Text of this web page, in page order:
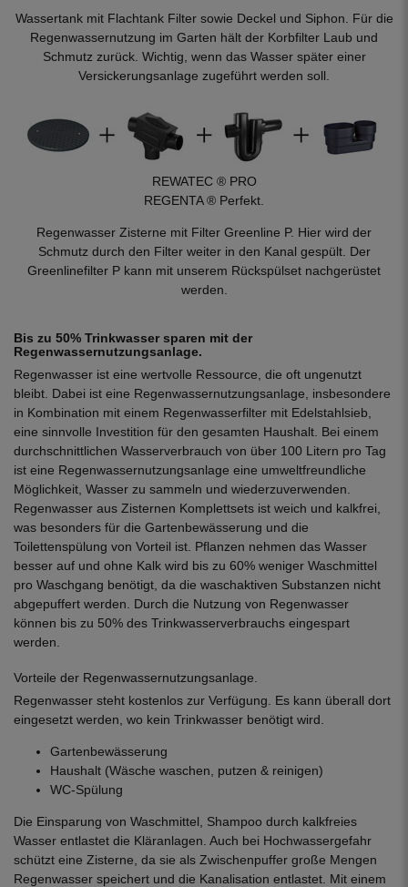
Wassertank mit Flachtank Filter sowie Deckel und Siphon. Für die
Regenwassernutzung im Garten hält der Korbfilter Laub und
Schmutz zurück. Wichtig, wenn das Wasser später einer
Versickerungsanlage zugeführt werden soll.
REWATEC ® PRO
REGENTA ® Perfekt.
Regenwasser Zisterne mit Filter Greenline P. Hier wird der
Schmutz durch den Filter weiter in den Kanal gespült. Der
Greenlinefilter P kann mit unserem Rückspülset nachgerüstet
werden.
Bis zu 50% Trinkwasser sparen mit der
Regenwassernutzungsanlage.
Regenwasser ist eine wertvolle Ressource, die oft ungenutzt
bleibt. Dabei ist eine Regenwassernutzungsanlage, insbesondere
in Kombination mit einem Regenwasserfilter mit Edelstahlsieb,
eine sinnvolle Investition für den gesamten Haushalt. Bei einem
durchschnittlichen Wasserverbrauch von über 100 Litern pro Tag
ist eine Regenwassernutzungsanlage eine umweltfreundliche
Möglichkeit, Wasser zu sammeln und wiederzuverwenden.
Regenwasser aus Zisternen Komplettsets ist weich und kalkfrei,
was besonders für die Gartenbewässerung und die
Toilettenspülung von Vorteil ist. Pflanzen nehmen das Wasser
besser auf und ohne Kalk wird bis zu 60% weniger Waschmittel
pro Waschgang benötigt, da die waschaktiven Substanzen nicht
abgepuffert werden. Durch die Nutzung von Regenwasser
können bis zu 50% des Trinkwasserverbrauchs eingespart
werden.
Vorteile der Regenwassernutzungsanlage.
Regenwasser steht kostenlos zur Verfügung. Es kann überall dort
eingesetzt werden, wo kein Trinkwasser benötigt wird.
Gartenbewässerung
Haushalt (Wäsche waschen, putzen & reinigen)
WC-Spülung
Die Einsparung von Waschmittel, Shampoo durch kalkfreies
Wasser entlastet die Kläranlagen. Auch bei Hochwassergefahr
schützt eine Zisterne, da sie als Zwischenpuffer große Mengen
Regenwasser speichert und die Kanalisation entlastet. Mit einem